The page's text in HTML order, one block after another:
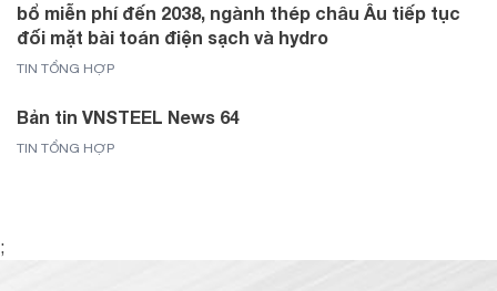
bổ miễn phí đến 2038, ngành thép châu Âu tiếp tục
đối mặt bài toán điện sạch và hydro
TIN TỔNG HỢP
Bản tin VNSTEEL News 64
TIN TỔNG HỢP
;